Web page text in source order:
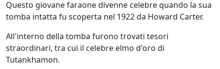
Questo giovane faraone divenne celebre quando la sua
tomba intatta fu scoperta nel 1922 da Howard Carter.
All'interno della tomba furono trovati tesori
straordinari, tra cui il celebre elmo d'oro di
Tutankhamon.